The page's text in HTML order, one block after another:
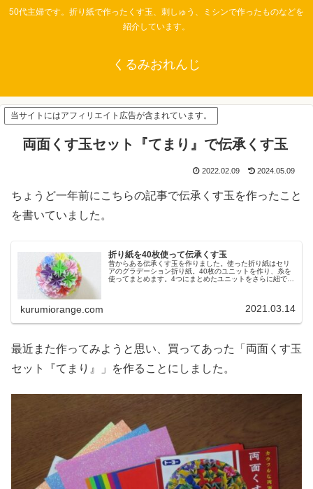
50代主婦です。折り紙で作ったくす玉、刺しゅう、ミシンで作ったものなどを
紹介しています。
くるみおれんじ
当サイトにはアフィリエイト広告が含まれています。
両面くす玉セット『てまり』で伝承くす玉
2022.02.09 2024.05.09
ちょうど一年前にこちらの記事で伝承くす玉を作ったこと
を書いていました。
折り紙を40枚使って伝承くす玉
昔からある伝承くす玉を作りました。使った折り紙はセリ
アのグラデーション折り紙。40枚のユニットを作り、糸を
使ってまとめます。4つにまとめたユニットをさらに紐で球
kurumiorange.com 2021.03.14
最近また作ってみようと思い、買ってあった「両面くす玉
セット『てまり』」を作ることにしました。